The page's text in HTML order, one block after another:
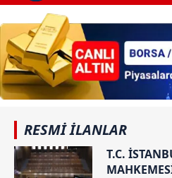
RESMİ İLANLAR
T.C.